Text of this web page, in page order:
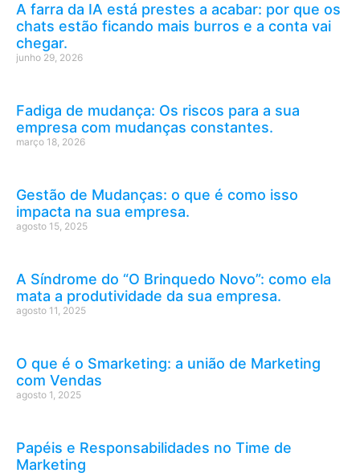
A farra da IA está prestes a acabar: por que os
chats estão ficando mais burros e a conta vai
chegar.
junho 29, 2026
Fadiga de mudança: Os riscos para a sua
empresa com mudanças constantes.
março 18, 2026
Gestão de Mudanças: o que é como isso
impacta na sua empresa.
agosto 15, 2025
A Síndrome do “O Brinquedo Novo”: como ela
mata a produtividade da sua empresa.
agosto 11, 2025
O que é o Smarketing: a união de Marketing
com Vendas
agosto 1, 2025
Papéis e Responsabilidades no Time de
Marketing